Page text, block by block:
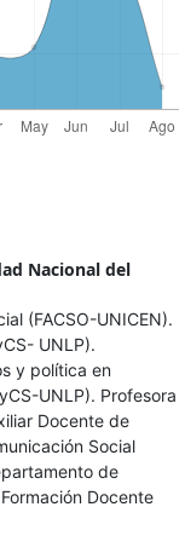
Nacional del
(FACSO-UNICEN).
UNLP).
y política en
UNLP). Profesora
Docente de
Social
de
Docente